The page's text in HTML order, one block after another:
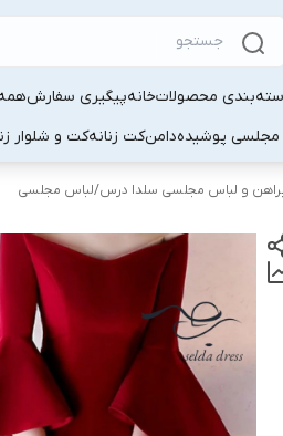
محصولاتخانهپیگیری سفارش
مجلسی پوشیدهدامنکت زنانهکت و شلوار
و لباس مجلسی سلدا درس/لباس مجلسی